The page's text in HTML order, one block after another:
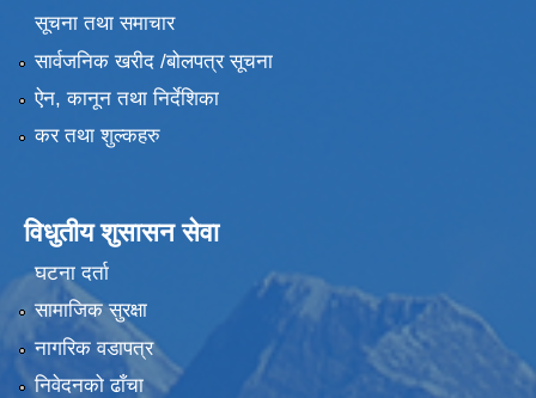
सूचना तथा समाचार
सार्वजनिक खरीद /बोलपत्र सूचना
ऐन, कानून तथा निर्देशिका
कर तथा शुल्कहरु
विधुतीय शुसासन सेवा
घटना दर्ता
सामाजिक सुरक्षा
नागरिक वडापत्र
निवेदनको ढाँचा